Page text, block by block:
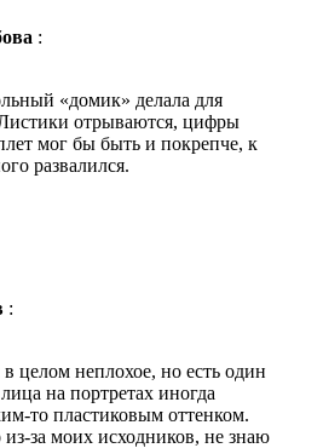
:
«домик» делала для
Листики отрываются, цифры
мог бы быть и покрепче, к
развалился.
:
в целом неплохое, но есть один
на портретах иногда
то пластиковым оттенком.
за моих исходников, не знаю